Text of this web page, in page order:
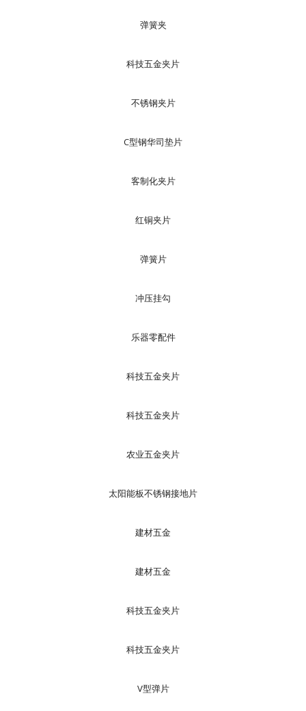
弹簧夹
科技五金夹片
不锈钢夹片
C型钢华司垫片
客制化夹片
红铜夹片
弹簧片
冲压挂勾
乐器零配件
科技五金夹片
科技五金夹片
农业五金夹片
太阳能板不锈钢接地片
建材五金
建材五金
科技五金夹片
科技五金夹片
V型弹片